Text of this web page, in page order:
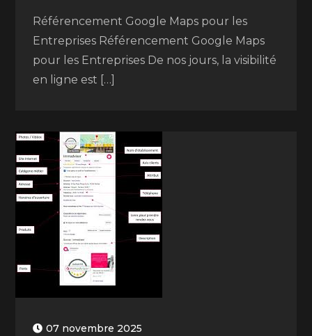
Référencement Google Maps pour les
Entreprises Référencement Google Maps
pour les Entreprises De nos jours, la visibilité
en ligne est […]
07 novembre 2025